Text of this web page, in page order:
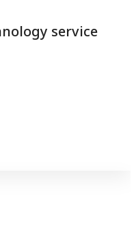
service